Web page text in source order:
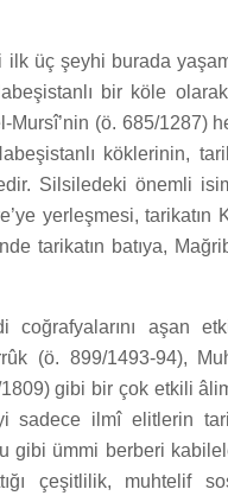
üç şeyhi burada
bir köle
(ö. 685/1287)
köklerinin,
Silsiledeki önemli
yerleşmesi, tarikatın
tarikatın batıya,
aşan
(ö. 899/1493-94),
gibi bir çok etkili
sadece ilmî elitlerin
gibi ümmi berberi
çeşitlilik, muhtelif